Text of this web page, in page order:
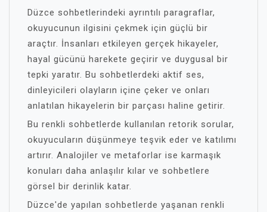
Düzce sohbetlerindeki ayrıntılı paragraflar,
okuyucunun ilgisini çekmek için güçlü bir
araçtır. İnsanları etkileyen gerçek hikayeler,
hayal gücünü harekete geçirir ve duygusal bir
tepki yaratır. Bu sohbetlerdeki aktif ses,
dinleyicileri olayların içine çeker ve onları
anlatılan hikayelerin bir parçası haline getirir.
Bu renkli sohbetlerde kullanılan retorik sorular,
okuyucuların düşünmeye teşvik eder ve katılımı
artırır. Analojiler ve metaforlar ise karmaşık
konuları daha anlaşılır kılar ve sohbetlere
görsel bir derinlik katar.
Düzce'de yapılan sohbetlerde yaşanan renkli